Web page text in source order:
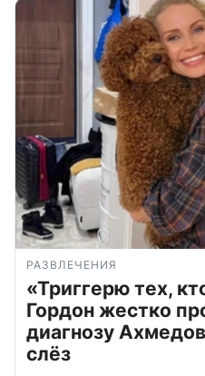
РАЗВЛЕЧЕНИЯ
«Триггерю тех,
Гордон жестко
диагнозу
слёз